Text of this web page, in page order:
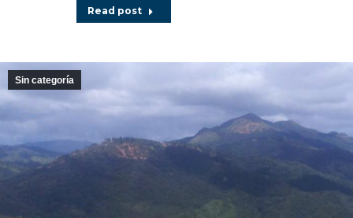
Read post
Sin categoría